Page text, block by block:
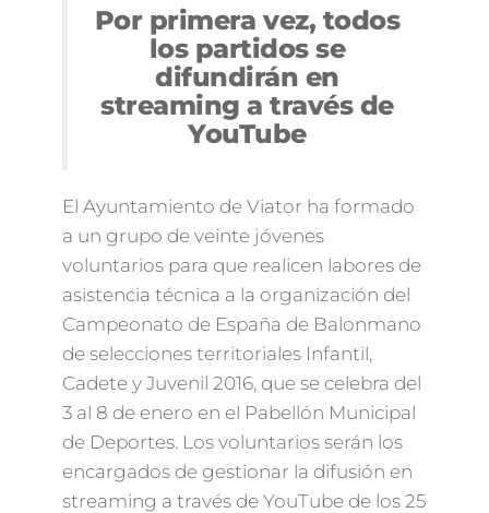
Por primera vez, todos
los partidos se
difundirán en
streaming a través de
YouTube
El Ayuntamiento de Viator ha formado
a un grupo de veinte jóvenes
voluntarios para que realicen labores de
asistencia técnica a la organización del
Campeonato de España de Balonmano
de selecciones territoriales Infantil,
Cadete y Juvenil 2016, que se celebra del
3 al 8 de enero en el Pabellón Municipal
de Deportes. Los voluntarios serán los
encargados de gestionar la difusión en
streaming a través de YouTube de los 25